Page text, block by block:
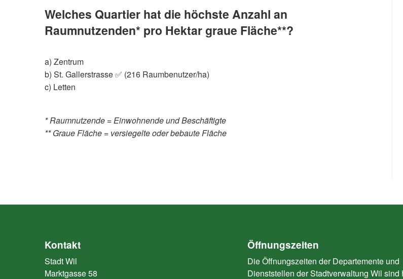
Welches Quartier hat die höchste Anzahl an
Raumnutzenden* pro Hektar graue Fläche**?
a) Zentrum
b) St. Gallerstrasse ✅ (216 Raumbenutzer/ha)
c) Letten
* Raumnutzende = Einwohnende und Beschäftigte
** Graue Fläche = versiegelte oder bebaute Fläche
Kontakt
Stadt Wil
Marktgasse 58
Öffnungszeiten
Die Öffnungszeiten der Departemente und
Dienststellen der Stadtverwaltung Wil sind